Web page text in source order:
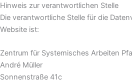
Hinweis zur verantwortlichen Stelle
Die verantwortliche Stelle für die
Website ist:
Zentrum für Systemisches Arbeiten
André Müller
Sonnenstraße 41c